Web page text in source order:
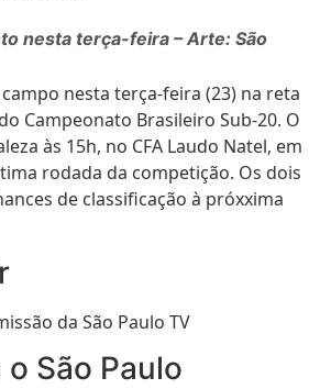
nesta terça-feira – Arte: São
nesta terça-feira (23) na reta
Campeonato Brasileiro Sub-20. O
às 15h, no CFA Laudo Natel, em
rodada da competição. Os dois
de classificação à próxxima
da São Paulo TV
São Paulo